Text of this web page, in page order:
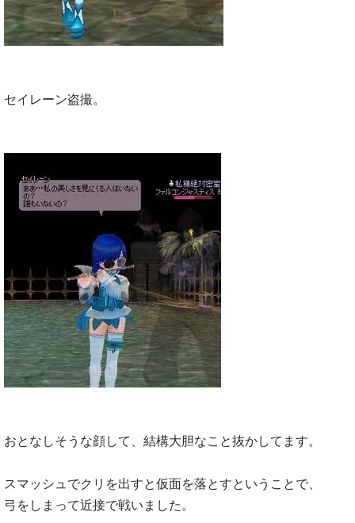
セイレーン盗撮。
おとなしそうな顔して、結構大胆なこと抜かしてます。
スマッシュでクリを出すと仮面を落とすということで、
弓をしまって近接で戦いました。